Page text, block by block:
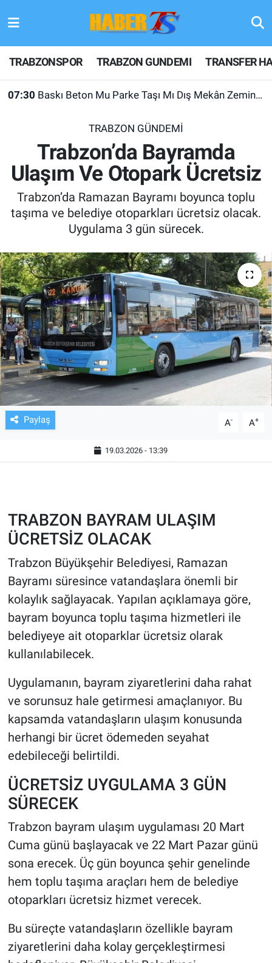
TRABZONSPOR TRABZON GUNDEMI TRANSFER
07:30 Baskı Beton Mu Parke Taşı Mı Dış Mekân Zeminlerinde İki Uygulama
TRABZON GÜNDEMİ
Trabzon’da Bayramda
Ulaşım Ve Otopark Ücretsiz
Trabzon’da Ramazan Bayramı boyunca toplu
taşıma ve belediye otoparkları ücretsiz olacak.
Uygulama 3 gün sürecek.
Paylaş A- A+
19.03.2026 - 13:39
TRABZON BAYRAM ULAŞIM
ÜCRETSİZ OLACAK
Trabzon Büyükşehir Belediyesi, Ramazan
Bayramı süresince vatandaşlara önemli bir
kolaylık sağlayacak. Yapılan açıklamaya göre,
bayram boyunca toplu taşıma hizmetleri ile
belediyeye ait otoparklar ücretsiz olarak
kullanılabilecek.
Uygulamanın, bayram ziyaretlerini daha rahat
ve sorunsuz hale getirmesi amaçlanıyor. Bu
kapsamda vatandaşların ulaşım konusunda
herhangi bir ücret ödemeden seyahat
edebileceği belirtildi.
ÜCRETSİZ UYGULAMA 3 GÜN
SÜRECEK
Trabzon bayram ulaşım uygulaması 20 Mart
Cuma günü başlayacak ve 22 Mart Pazar günü
sona erecek. Üç gün boyunca şehir genelinde
hem toplu taşıma araçları hem de belediye
otoparkları ücretsiz hizmet verecek.
Bu süreçte vatandaşların özellikle bayram
ziyaretlerini daha kolay gerçekleştirmesi
TRABZONSPOR
TRABZON GUNDEMI
KULİS MEYDANI
1461 TRABZON
FUTBOL
ALT LIGLER
TV VE SİNEMA
BASKETBOL
SAĞLIK
GENEL
KÜLTÜR SANAT
EĞİTİM
ÇEVRE
HABERDE İNSAN
POLİTİKA
SPOR
Bilim, Teknoloji
Hava Durumu
Trafik Durumu
Son Dakika Haberleri
Haber Arşivi